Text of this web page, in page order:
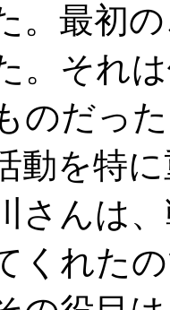
。最初
。それ
のだっ
動を特
さんは
くれた